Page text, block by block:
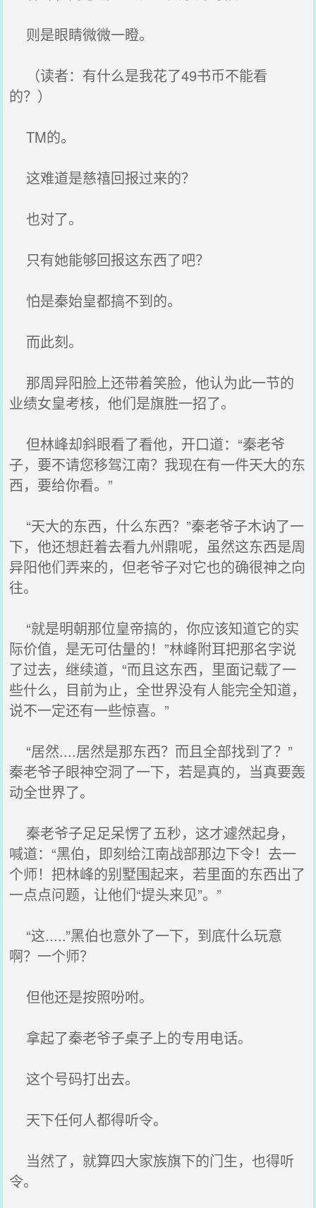
则是眼睛微微一瞪。
（读者：有什么是我花了49书币不能看
的？）
TM的。
这难道是慈禧回报过来的？
也对了。
只有她能够回报这东西了吧？
怕是秦始皇都搞不到的。
而此刻。
那周异阳脸上还带着笑脸，他认为此一节的
业绩女皇考核，他们是旗胜一招了。
但林峰却斜眼看了看他，开口道：“秦老爷
子，要不请您移驾江南？我现在有一件天大的东
西，要给你看。”
“天大的东西，什么东西？”秦老爷子木讷了一
下，他还想赶着去看九州鼎呢，虽然这东西是周
异阳他们弄来的，但老爷子对它也的确很神之向
往。
“就是明朝那位皇帝搞的，你应该知道它的实
际价值，是无可估量的！”林峰附耳把那名字说
了过去，继续道，“而且这东西，里面记载了一
些什么，目前为止，全世界没有人能完全知道，
说不一定还有一些惊喜。”
“居然....居然是那东西？而且全部找到了？”
秦老爷子眼神空洞了一下，若是真的，当真要轰
动全世界了。
秦老爷子足足呆愣了五秒，这才遽然起身，
喊道：“黑伯，即刻给江南战部那边下令！去一
个师！把林峰的别墅围起来，若里面的东西出了
一点点问题，让他们“提头来见”。”
“这.....”黑伯也意外了一下，到底什么玩意
啊？一个师？
但他还是按照吩咐。
拿起了秦老爷子桌子上的专用电话。
这个号码打出去。
天下任何人都得听令。
当然了，就算四大家族旗下的门生，也得听
令。